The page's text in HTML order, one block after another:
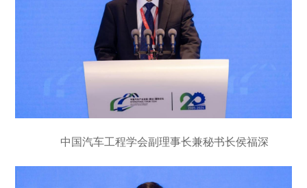
中国汽车工程学会副理事长兼秘书长侯福深